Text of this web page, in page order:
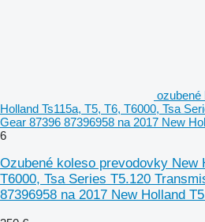
ozubené
Holland Ts115a, T5, T6, T6000, Tsa
Gear 87396 87396958 na 2017 New
6
Ozubené koleso prevodovky New
T6000, Tsa Series T5.120
87396958 na 2017 New Holland